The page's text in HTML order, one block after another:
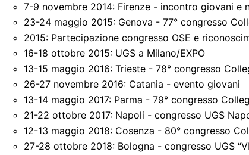
7-9 novembre 2014: Firenze - incontro giovani e
23-24 maggio 2015: Genova - 77° congresso
2015: Partecipazione congresso OSE e
16-18 ottobre 2015: UGS a Milano/EXPO
13-15 maggio 2016: Trieste - 78° congresso
26-27 novembre 2016: Catania - evento giovani
13-14 maggio 2017: Parma - 79° congresso
21-22 ottobre 2017: Napoli - congresso UGS
12-13 maggio 2018: Cosenza - 80° congresso
27-28 ottobre 2018: Bologna - congresso UGS